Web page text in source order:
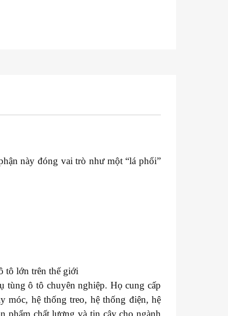
này đóng vai trò như một “lá phổi”
tô lớn trên thế giới
tùng ô tô chuyên nghiệp. Họ cung cấp
móc, hệ thống treo, hệ thống điện, hệ
phẩm chất lượng và tin cậy cho ngành